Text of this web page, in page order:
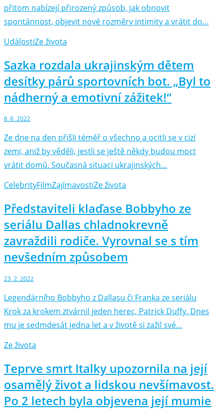
přitom nabízejí přirozený způsob, jak obnovit
spontánnost, objevit nové rozměry intimity a vrátit do…
UdálostiZe života
Sazka rozdala ukrajinským dětem
desítky párů sportovních bot. „Byl to
nádherný a emotivní zážitek!“
8. 6. 2022
Ze dne na den přišli téměř o všechno a ocitli se v cizí
zemi, aniž by věděli, jestli se ještě někdy budou moct
vrátit domů. Současná situaci ukrajinských…
CelebrityFilmZajímavostiZe života
Představiteli klaďase Bobbyho ze
seriálu Dallas chladnokrevně
zavraždili rodiče. Vyrovnal se s tím
nevšedním způsobem
23. 2. 2022
Legendárního Bobbyho z Dallasu či Franka ze seriálu
Krok za krokem ztvárnil jeden herec, Patrick Duffy. Dnes
mu je sedmdesát jedna let a v životě si zažil své…
Ze života
Teprve smrt Italky upozornila na její
osamělý život a lidskou nevšímavost.
Po 2 letech byla objevena její mumie